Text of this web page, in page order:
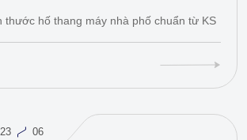
23 06